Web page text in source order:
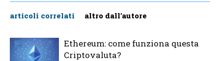
articoli correlati altro dall'autore
Ethereum: come funziona questa
Criptovaluta?